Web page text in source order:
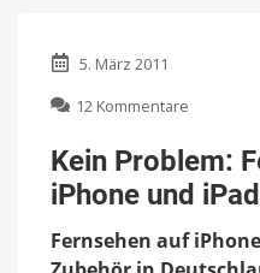
5. März 2011
12 Kommentare
Problem:
und
iPad
Kein Problem:
iPhone und iPad
Fernsehen auf